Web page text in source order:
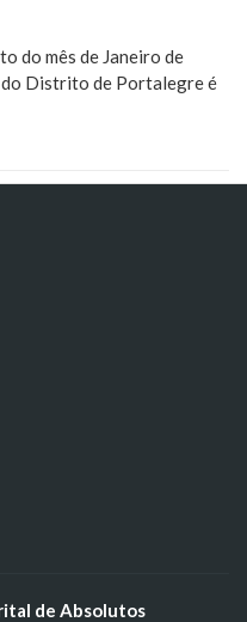
do mês de Janeiro de
Distrito de Portalegre é
de Absolutos